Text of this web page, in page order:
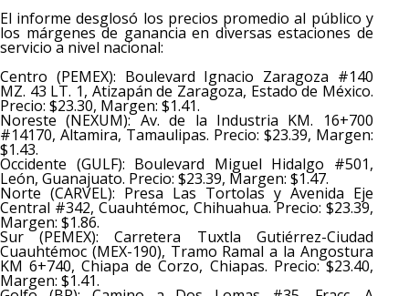
El informe desglosó los precios promedio al público y
los márgenes de ganancia en diversas estaciones de
servicio a nivel nacional:
Centro (PEMEX): Boulevard Ignacio Zaragoza #140
MZ. 43 LT. 1, Atizapán de Zaragoza, Estado de México.
Precio: $23.30, Margen: $1.41.
Noreste (NEXUM): Av. de la Industria KM. 16+700
#14170, Altamira, Tamaulipas. Precio: $23.39, Margen:
$1.43.
Occidente (GULF): Boulevard Miguel Hidalgo #501,
León, Guanajuato. Precio: $23.39, Margen: $1.47.
Norte (CARVEL): Presa Las Tortolas y Avenida Eje
Central #342, Cuauhtémoc, Chihuahua. Precio: $23.39,
Margen: $1.86.
Sur (PEMEX): Carretera Tuxtla Gutiérrez-Ciudad
Cuauhtémoc (MEX-190), Tramo Ramal a la Angostura
KM 6+740, Chiapa de Corzo, Chiapas. Precio: $23.40,
Margen: $1.41.